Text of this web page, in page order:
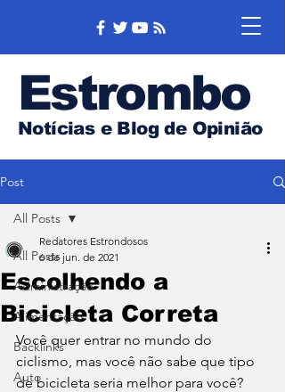
Estrombo
Notícias e Blog de Opinião
Post
All Posts
Administração
Alimentação
Backlinks
Auto
All Posts
Escolhendo a
Bicicleta Correta
Redatores Estrondosos
6 de jun. de 2021
Você quer entrar no mundo do
ciclismo, mas você não sabe que tipo
de bicicleta seria melhor para você?